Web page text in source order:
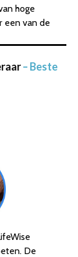
hoge
een van de
– Beste
De